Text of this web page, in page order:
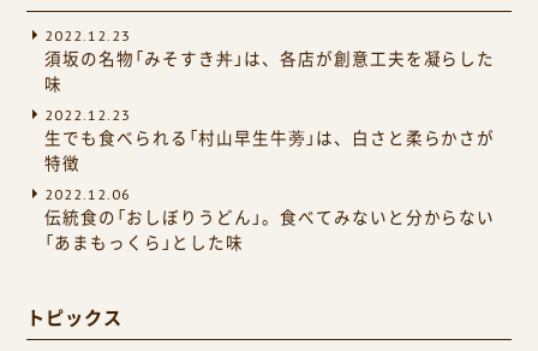
2022.12.23
須坂の名物「みそすき丼」は、各店が創意工夫を凝らした
味
2022.12.23
生でも食べられる「村山早生牛蒡」は、白さと柔らかさが
特徴
2022.12.06
伝統食の「おしぼりうどん」。食べてみないと分からない
「あまもっくら」とした味
トピックス